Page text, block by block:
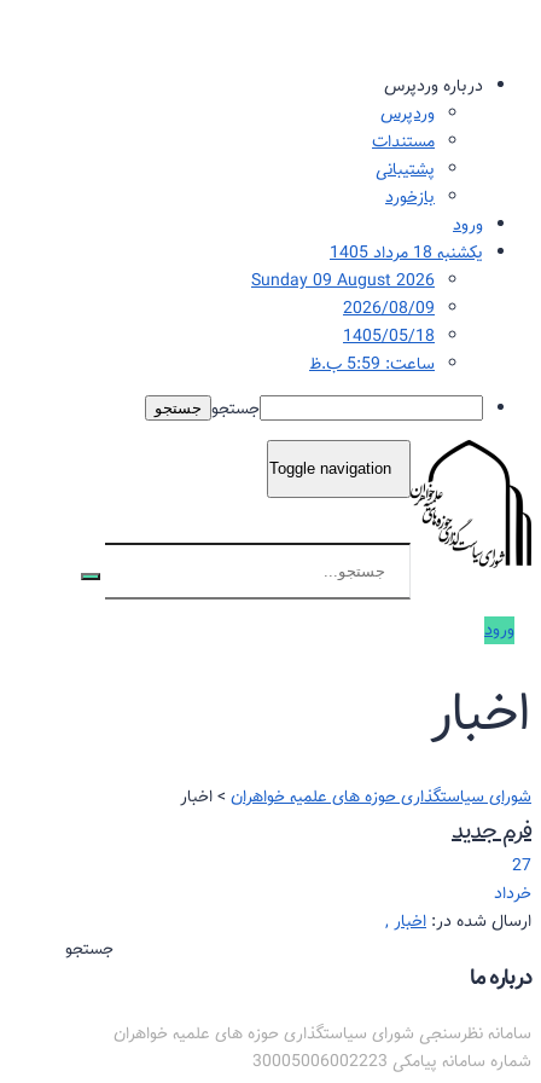
درباره وردپرس
وردپرس
مستندات
پشتیبانی
بازخورد
ورود
یکشنبه 18 مرداد 1405
Sunday 09 August 2026
2026/08/09
1405/05/18
ساعت: 5:59 ب.ظ
جستجو
Toggle navigation
ورود
اخبار
شورای سیاستگذاری حوزه های علمیه خواهران >اخبار
فرم جدید
27
خرداد
ارسال شده در: اخبار ,
درباره ما
سامانه نظرسنجی شورای سیاستگذاری حوزه های علمیه خواهران
شماره سامانه پیامکی 30005006002223
جستجو